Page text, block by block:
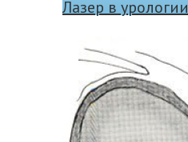
Лазер в урологии